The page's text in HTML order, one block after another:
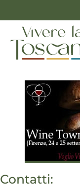
Contatti: